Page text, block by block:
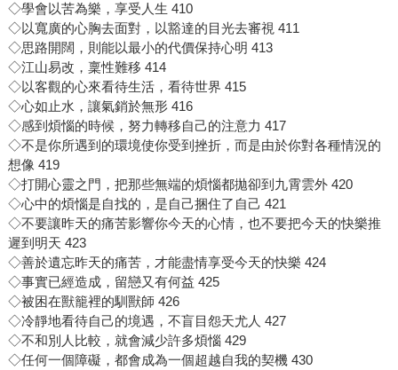
◇學會以苦為樂，享受人生 410
◇以寬廣的心胸去面對，以豁達的目光去審視 411
◇思路開闊，則能以最小的代價保持心明 413
◇江山易改，稟性難移 414
◇以客觀的心來看待生活，看待世界 415
◇心如止水，讓氣銷於無形 416
◇感到煩惱的時候，努力轉移自己的注意力 417
◇不是你所遇到的環境使你受到挫折，而是由於你對各種情況的
想像 419
◇打開心靈之門，把那些無端的煩惱都拋卻到九霄雲外 420
◇心中的煩惱是自找的，是自己捆住了自己 421
◇不要讓昨天的痛苦影響你今天的心情，也不要把今天的快樂推
遲到明天 423
◇善於遺忘昨天的痛苦，才能盡情享受今天的快樂 424
◇事實已經造成，留戀又有何益 425
◇被困在獸籠裡的馴獸師 426
◇冷靜地看待自己的境遇，不盲目怨天尤人 427
◇不和別人比較，就會減少許多煩惱 429
◇任何一個障礙，都會成為一個超越自我的契機 430